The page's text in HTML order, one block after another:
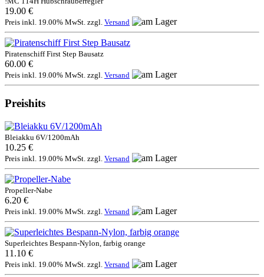
19.00 €
Preis inkl. 19.00% MwSt. zzgl. Versand
Piratenschiff First Step Bausatz
60.00 €
Preis inkl. 19.00% MwSt. zzgl. Versand
Preishits
Bleiakku 6V/1200mAh
10.25 €
Preis inkl. 19.00% MwSt. zzgl. Versand
Propeller-Nabe
6.20 €
Preis inkl. 19.00% MwSt. zzgl. Versand
Superleichtes Bespann-Nylon, farbig orange
11.10 €
Preis inkl. 19.00% MwSt. zzgl. Versand